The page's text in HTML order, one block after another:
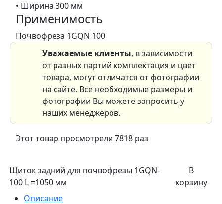
• Ширина 300 мм
Применимость
Почвофреза 1GQN 100
Уважаемые клиенты, в зависимости
от разных партий комплектация и цвет
товара, могут отличатся от фотографии
на сайте. Все необходимые размеры и
фотографии Вы можете запросить у
наших менеджеров.
Этот товар просмотрели 7818 раз
Щиток задний для почвофрезы 1GQN-
100 L =1050 мм
В
корзину
Описание